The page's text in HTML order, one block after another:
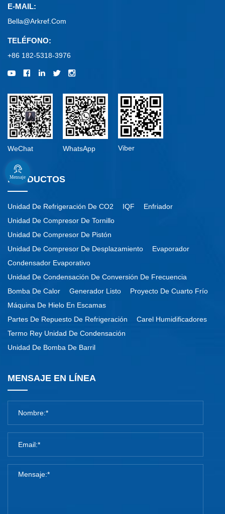
Mensaje
E-MAIL:
Bella@arkref.com
TELÉFONO:
+86 182-5318-3976
WeChat WhatsApp Viber
PRODUCTOS
Unidad De Refrigeración De CO2 IQF
Enfriador
Unidad De Compresor De Tornillo
Unidad De Compresor De Pistón
Unidad De Compresor De Desplazamiento
Evaporador
Condensador Evaporativo
Unidad De Condensación De Conversión De Frecuencia
Bomba De Calor
Generador Listo
Proyecto De Cuarto Frío
Máquina De Hielo En Escamas
Partes De Repuesto De Refrigeración
Carel Humidificadores
Termo Rey Unidad De Condensación
Unidad De Bomba De Barril
MENSAJE EN LÍNEA